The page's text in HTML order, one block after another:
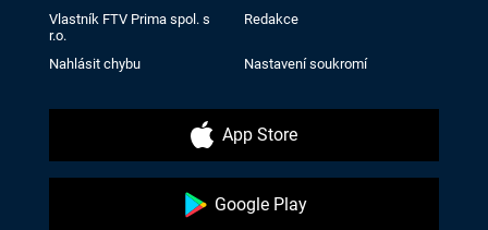
Vlastník FTV Prima spol. s
r.o.
Redakce
Nahlásit chybu Nastavení soukromí
App Store
Google Play